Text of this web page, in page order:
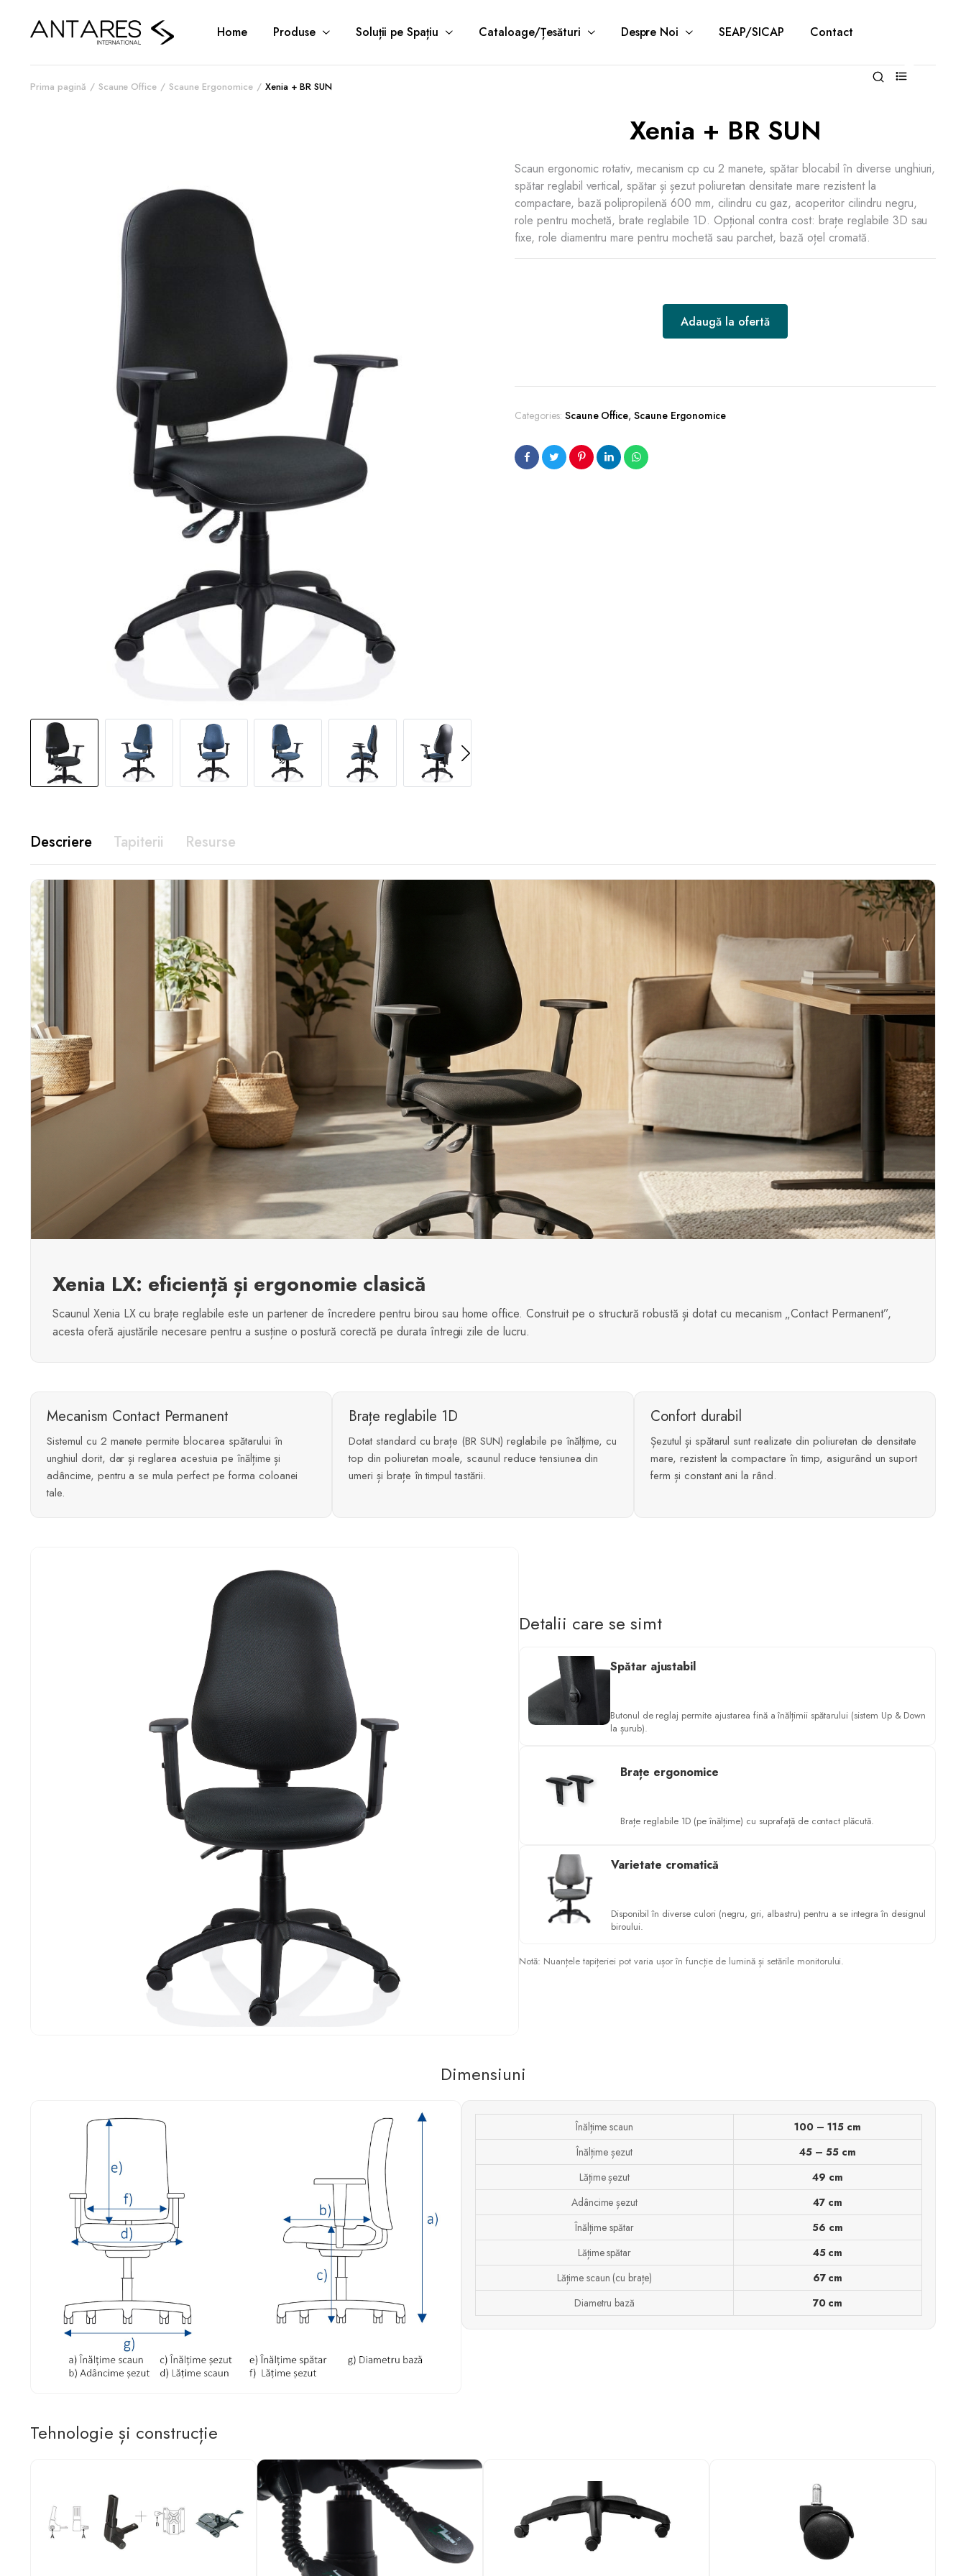
Home Produse Soluții pe Spațiu Cataloage/Țesături Despre Noi SEAP/SICAP Contact
Prima pagină Scaune Office Scaune Ergonomice Xenia + BR SUN
Xenia + BR SUN
Scaun ergonomic rotativ, mecanism cp cu 2 manete, spătar blocabil în diverse unghiuri,
spătar reglabil vertical, spătar și șezut poliuretan densitate mare rezistent la
compactare, bază polipropilenă 600 mm, cilindru cu gaz, acoperitor cilindru negru,
role pentru mochetă, brate reglabile 1D. Opțional contra cost: brațe reglabile 3D sau
fixe, role diamentru mare pentru mochetă sau parchet, bază oțel cromată.
Adaugă la ofertă
Categories: Scaune Office,Scaune Ergonomice
Tapiterii Resurse
Descriere
Xenia LX: eficiență și ergonomie clasică
Scaunul Xenia LX cu brațe reglabile este un partener de încredere pentru birou sau home office. Construit pe o structură robustă și dotat cu mecanism „Contact Permanent”,
acesta oferă ajustările necesare pentru a susține o postură corectă pe durata întregii zile de lucru.
Mecanism Contact Permanent
Sistemul cu 2 manete permite blocarea spătarului în
unghiul dorit, dar și reglarea acestuia pe înălțime și
adâncime, pentru a se mula perfect pe forma coloanei
tale.
Brațe reglabile 1D
Dotat standard cu brațe (BR SUN) reglabile pe înălțime, cu
top din poliuretan moale, scaunul reduce tensiunea din
umeri și brațe în timpul tastării.
Confort durabil
Șezutul și spătarul sunt realizate din poliuretan de densitate
mare, rezistent la compactare în timp, asigurând un suport
ferm și constant ani la rând.
Detalii care se simt
Spătar ajustabil
Butonul de reglaj permite ajustarea fină a înălțimii spătarului (sistem Up & Down
la șurub).
Brațe ergonomice
Brațe reglabile 1D (pe înălțime) cu suprafață de contact plăcută.
Varietate cromatică
Disponibil în diverse culori (negru, gri, albastru) pentru a se integra în designul
biroului.
Notă: Nuanțele tapițeriei pot varia ușor în funcție de lumină și setările monitorului.
Dimensiuni
Înălțime scaun
100 – 115 cm
Înălțime șezut
45 – 55 cm
Lățime șezut
49 cm
Adâncime șezut
47 cm
Înălțime spătar
56 cm
Lățime spătar
45 cm
Lățime scaun (cu brațe)
67 cm
Diametru bază
70 cm
Tehnologie și construcție